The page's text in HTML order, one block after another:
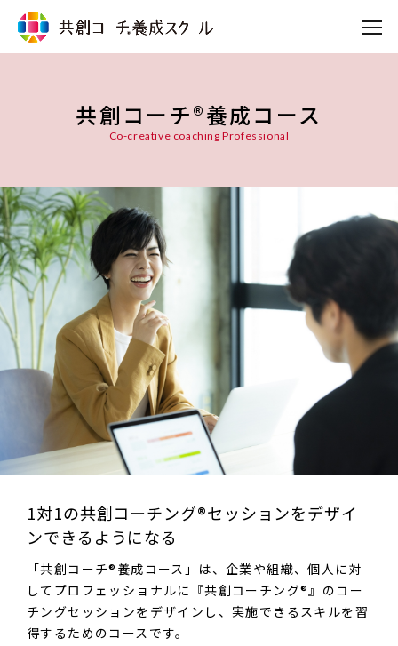
共創コーチ®養成コース
Co-creative coaching Professional
1対1の共創コーチング®セッションをデザイ
ンできるようになる
「共創コーチ® 養成コース」は、企業や組織、個人に対
してプロフェッショナルに『共創コーチング® 』のコー
チングセッションをデザインし、実施できるスキルを習
得するためのコースです。